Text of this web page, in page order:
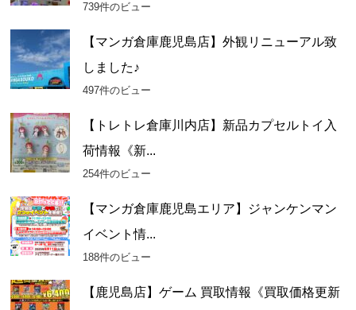
739件のビュー
【マンガ倉庫鹿児島店】外観リニューアル致
しました♪
497件のビュー
【トレトレ倉庫川内店】新品カプセルトイ入
荷情報《新...
254件のビュー
【マンガ倉庫鹿児島エリア】ジャンケンマン
イベント情...
188件のビュー
【鹿児島店】ゲーム 買取情報《買取価格更新